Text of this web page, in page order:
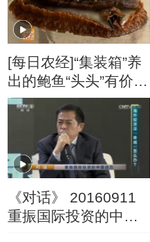
[每日农经]“集装箱”养
出的鲍鱼“头头”有价
20160420
《对话》 20160911
重振国际投资的中国